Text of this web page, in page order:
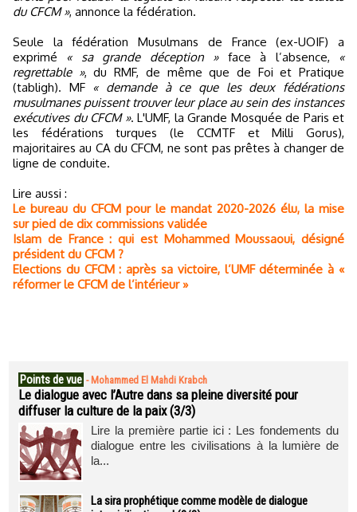
du CFCM », annonce la fédération.
Seule la fédération Musulmans de France (ex-UOIF) a
exprimé « sa grande déception »face à l’absence,
«
regrettable », du RMF, de même que de Foi et Pratique
(tabligh). MF « demande à ce que les deux fédérations
musulmanes puissent trouver leur place au sein des instances
exécutives du CFCM ». L'UMF, la Grande Mosquée de Paris et
les fédérations turques (le CCMTF et Milli Gorus),
majoritaires au CA du CFCM, ne sont pas prêtes à changer de
ligne de conduite.
Lire aussi :
Le bureau du CFCM pour le mandat 2020-2026 élu, la mise
sur pied de dix commissions validée
Islam de France : qui est Mohammed Moussaoui, désigné
président du CFCM ?
Elections du CFCM : après sa victoire, l’UMF déterminée à «
réformer le CFCM de l’intérieur »
Points de vue - Mohammed El Mahdi Krabch
Le dialogue avec l’Autre dans sa pleine diversité pour
diffuser la culture de la paix (3/3)
Lire la première partie ici : Les fondements du
dialogue entre les civilisations à la lumière de
la...
La sira prophétique comme modèle de dialogue